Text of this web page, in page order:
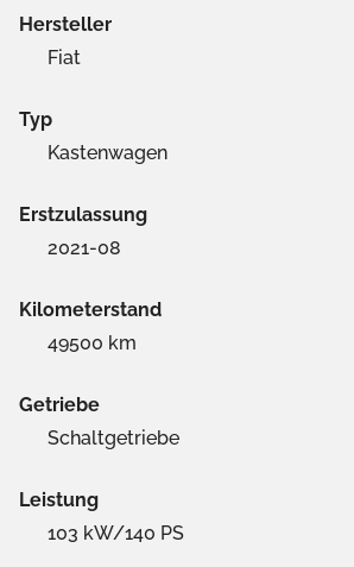
Hersteller
Fiat
Typ
Kastenwagen
Erstzulassung
2021-08
Kilometerstand
49500 km
Getriebe
Schaltgetriebe
Leistung
103 kW/140 PS